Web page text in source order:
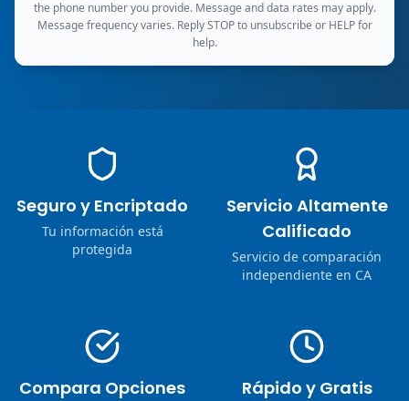
the phone number you provide. Message and data rates may apply.
Message frequency varies. Reply STOP to unsubscribe or HELP for
help.
Seguro y Encriptado
Tu información está
protegida
Servicio Altamente
Calificado
Servicio de comparación
independiente en CA
Compara Opciones
Rápido y Gratis